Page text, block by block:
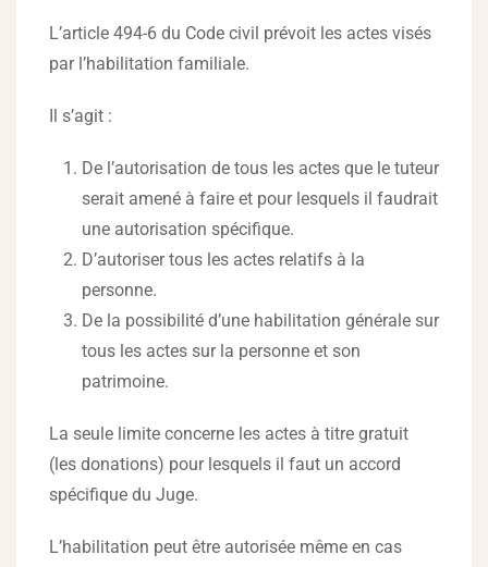
L’article 494-6 du Code civil prévoit les actes visés
par l’habilitation familiale.
Il s’agit :
De l’autorisation de tous les actes que le tuteur
serait amené à faire et pour lesquels il faudrait
une autorisation spécifique.
D’autoriser tous les actes relatifs à la
personne.
De la possibilité d’une habilitation générale sur
tous les actes sur la personne et son
patrimoine.
La seule limite concerne les actes à titre gratuit
(les donations) pour lesquels il faut un accord
spécifique du Juge.
L’habilitation peut être autorisée même en cas